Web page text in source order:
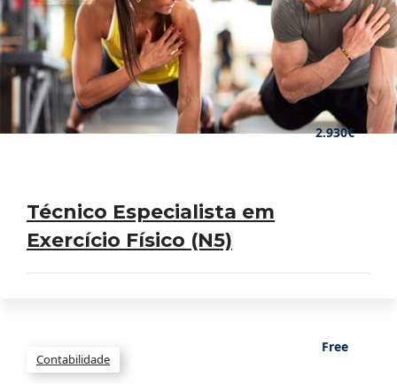
2.930€
Técnico Especialista em
Exercício Físico (N5)
Contabilidade
Free